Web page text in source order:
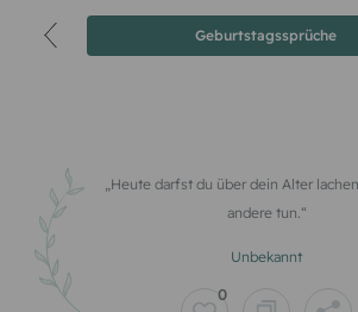
Geburtstagssprüche
Heute darfst du über dein Alter
andere tun.
Unbekannt
0